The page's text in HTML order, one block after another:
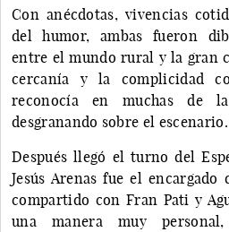
Con anécdotas, vivencias
del humor, ambas fueron
entre el mundo rural y la gran
cercanía y la complicidad
reconocía en muchas de
desgranando sobre el escenario.
Después llegó el turno del
Jesús Arenas fue el
compartido con Fran Pati y
una manera muy